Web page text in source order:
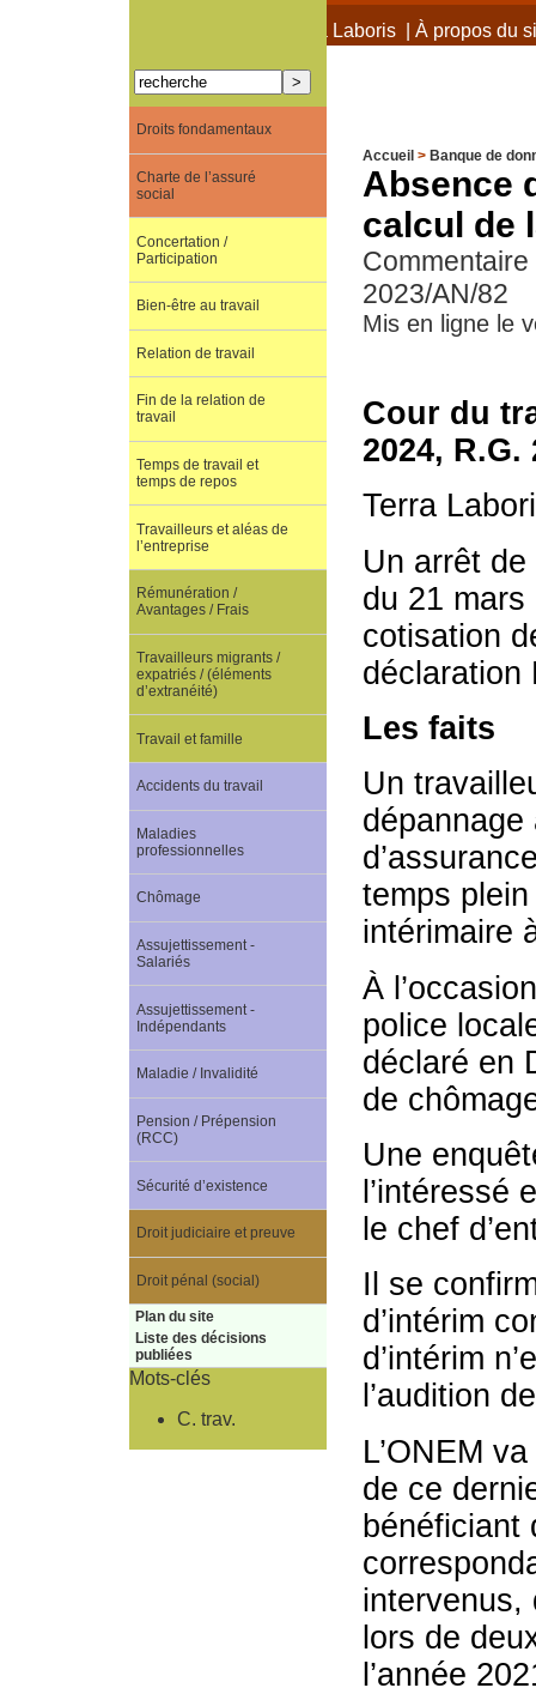
À propos de Terra Laboris| À propos du
Accueil > Banque de
Absence
calcul de
2023/AN/82
Mis en ligne le
Cour du
2024, R.G.
Terra
Un arrêt
du 21
cotisation
déclaration
Les faits
Un
dépannage
temps
intérimaire
À
police
déclaré en
de
Une
l’intéressé
le chef
Il se
d’intérim
d’intérim
l’audition
L’ONEM
de ce
bénéficiant
intervenus,
lors de
l’année
Droits fondamentaux
Charte de l’assuré
social
Concertation /
Participation
Bien-être au travail
Relation de travail
Fin de la relation de
travail
Temps de travail et
temps de repos
Travailleurs et aléas de
l’entreprise
Rémunération /
Avantages / Frais
Travailleurs migrants /
expatriés / (éléments
d’extranéité)
Travail et famille
Accidents du travail
Maladies
professionnelles
Chômage
Assujettissement -
Salariés
Assujettissement -
Indépendants
Maladie / Invalidité
Pension / Prépension
(RCC)
Sécurité d’existence
Droit judiciaire et preuve
Droit pénal (social)
Plan du site
Liste des décisions
publiées
Mots-clés
C. trav.